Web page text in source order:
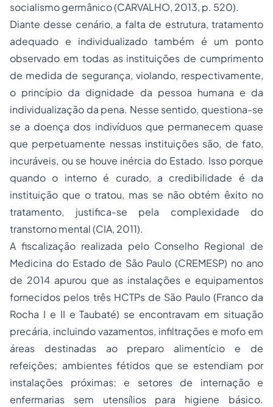
socialismo germânico (CARVALHO, 2013, p. 520).
Diante desse cenário, a falta de estrutura, tratamento
adequado e individualizado também é um ponto
observado em todas as instituições de cumprimento
de medida de segurança, violando, respectivamente,
o princípio da dignidade da pessoa humana e da
individualização da pena. Nesse sentido, questiona-se
se a doença dos indivíduos que permanecem quase
que perpetuamente nessas instituições são, de fato,
incuráveis, ou se houve inércia do Estado. Isso porque
quando o interno é curado, a credibilidade é da
instituição que o tratou, mas se não obtém êxito no
tratamento, justifica-se pela complexidade do
transtorno mental (CIA, 2011).
A fiscalização realizada pelo Conselho Regional de
Medicina do Estado de São Paulo (CREMESP) no ano
de 2014 apurou que as instalações e equipamentos
fornecidos pelos três HCTPs de São Paulo (Franco da
Rocha I e II e Taubaté) se encontravam em situação
precária, incluindo vazamentos, infiltrações e mofo em
áreas destinadas ao preparo alimentício e de
refeições; ambientes fétidos que se estendiam por
instalações próximas; e setores de internação e
enfermarias sem utensílios para higiene básico.